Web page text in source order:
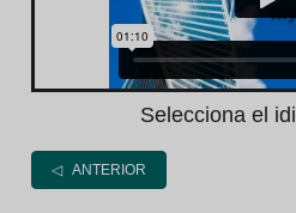
Selecciona el
◁ ANTERIOR